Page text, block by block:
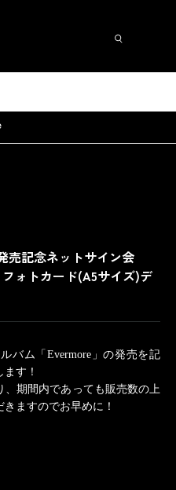
売記念ネットサイン会
ォトカード(A5サイズ)デ
バム「Evermore」の発売を記
す！
、期間内であっても販売数の上
ますのでお早めに！